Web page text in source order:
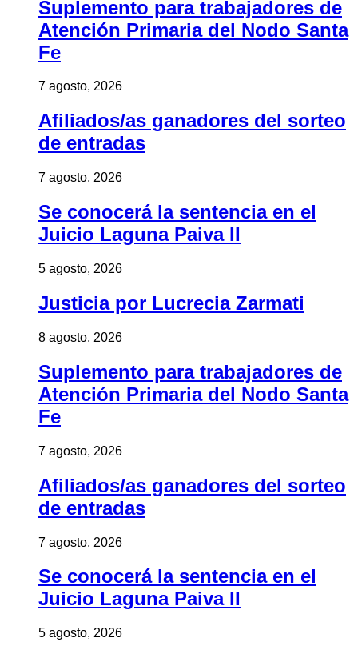
Suplemento para trabajadores de
Atención Primaria del Nodo Santa
Fe
7 agosto, 2026
Afiliados/as ganadores del sorteo
de entradas
7 agosto, 2026
Se conocerá la sentencia en el
Juicio Laguna Paiva II
5 agosto, 2026
Justicia por Lucrecia Zarmati
8 agosto, 2026
Suplemento para trabajadores de
Atención Primaria del Nodo Santa
Fe
7 agosto, 2026
Afiliados/as ganadores del sorteo
de entradas
7 agosto, 2026
Se conocerá la sentencia en el
Juicio Laguna Paiva II
5 agosto, 2026